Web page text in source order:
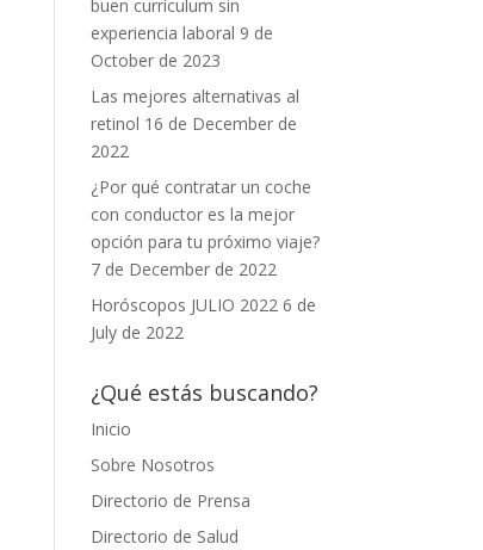
buen currículum sin
experiencia laboral 9 de
October de 2023
Las mejores alternativas al
retinol 16 de December de
2022
¿Por qué contratar un coche
con conductor es la mejor
opción para tu próximo viaje?
7 de December de 2022
Horóscopos JULIO 2022 6 de
July de 2022
¿Qué estás buscando?
Inicio
Sobre Nosotros
Directorio de Prensa
Directorio de Salud